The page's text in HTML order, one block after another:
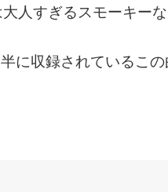
人すぎるスモーキーな
に収録されているこ